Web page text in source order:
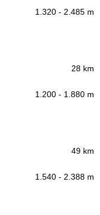
1.320 - 2.485 m
28 km
1.200 - 1.880 m
49 km
1.540 - 2.388 m